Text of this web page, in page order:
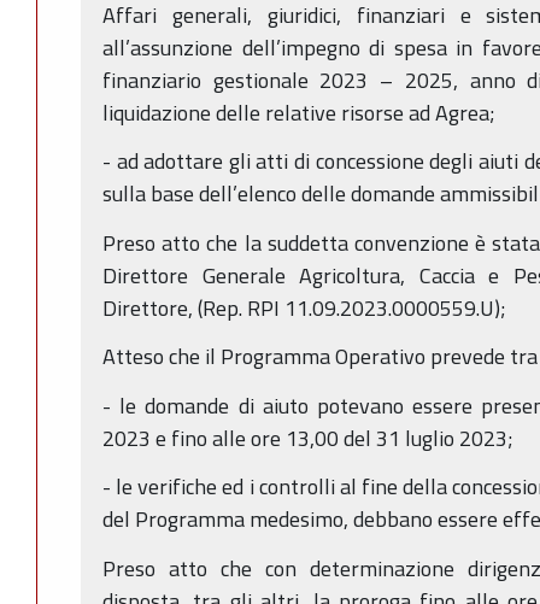
Affari generali, giuridici, finanziari e
all’assunzione dell’impegno di spesa in
finanziario gestionale 2023 – 2025, anno
liquidazione delle relative risorse ad Agrea;
- ad adottare gli atti di concessione degli aiuti
sulla base dell’elenco delle domande
Preso atto che la suddetta convenzione è
Direttore Generale Agricoltura, Caccia e
Direttore, (Rep. RPI 11.09.2023.0000559.U);
Atteso che il Programma Operativo prevede tra
- le domande di aiuto potevano essere
2023 e fino alle ore 13,00 del 31 luglio 2023;
- le verifiche ed i controlli al fine della
del Programma medesimo, debbano essere
Preso atto che con determinazione